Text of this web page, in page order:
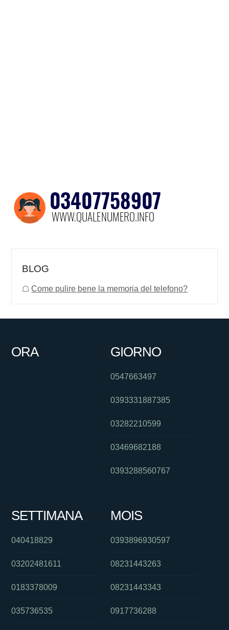
BLOG
☖Come pulire bene la memoria del telefono?
ORA GIORNO
0547663497
0393331887385
03282210599
03469682188
0393288560767
SETTIMANA
040418829
03202481611
0183378009
035736535
MOIS
0393896930597
08231443263
08231443343
0917736288